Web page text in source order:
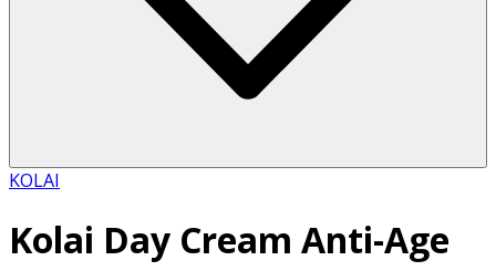
KOLAI
Kolai Day Cream Anti-Age